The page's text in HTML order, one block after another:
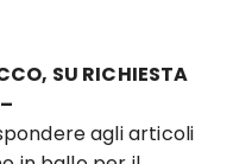
SU RICHIESTA
agli articoli